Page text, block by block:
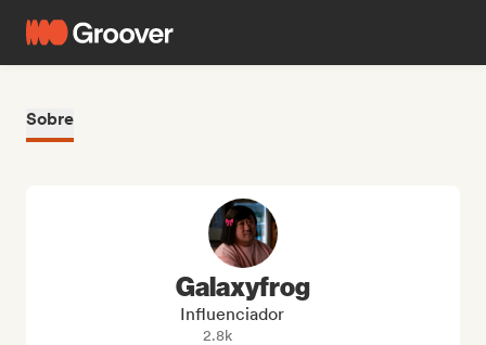
Sobre
Galaxyfrog
Influenciador
2.8k